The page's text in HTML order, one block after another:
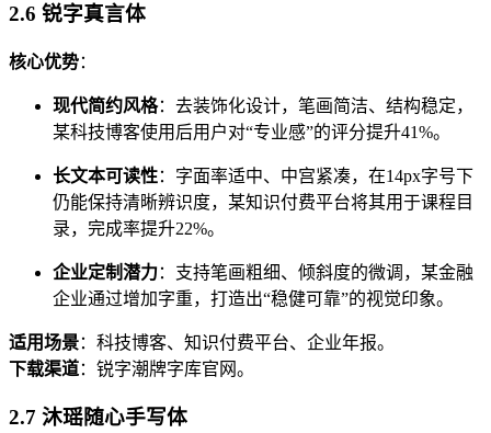
2.6 锐字真言体
核心优势：
现代简约风格：去装饰化设计，笔画简洁、结构稳定，
某科技博客使用后用户对“专业感”的评分提升41%。
长文本可读性：字面率适中、中宫紧凑，在14px字号下
仍能保持清晰辨识度，某知识付费平台将其用于课程目
录，完成率提升22%。
企业定制潜力：支持笔画粗细、倾斜度的微调，某金融
企业通过增加字重，打造出“稳健可靠”的视觉印象。
适用场景：科技博客、知识付费平台、企业年报。
下载渠道：锐字潮牌字库官网。
2.7 沐瑶随心手写体